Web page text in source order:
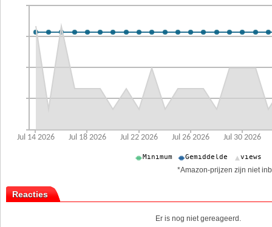
*Amazon-prijzen zijn niet
Reacties
Er is nog niet gereageerd.